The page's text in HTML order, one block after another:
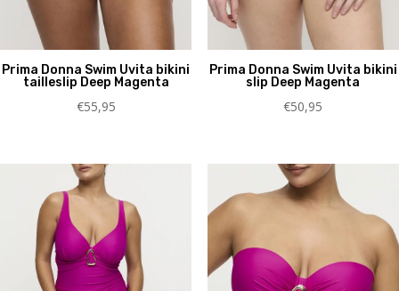
Prima Donna Swim Uvita bikini
tailleslip Deep Magenta
€55,95
Prima Donna Swim Uvita bikini
slip Deep Magenta
€50,95